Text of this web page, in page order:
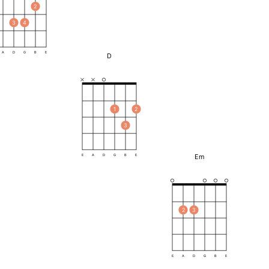
3 4
2
A D G B E D
1
3
2
E A D G B E Em
2 3
E A D G B E